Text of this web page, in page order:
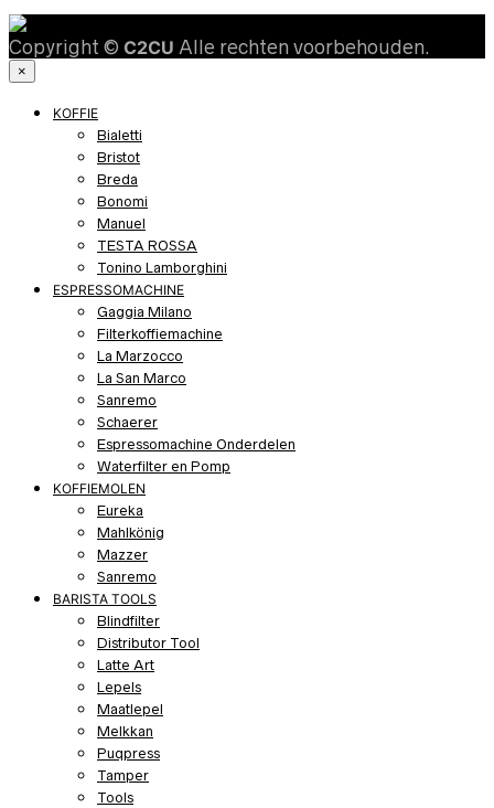
Copyright © C2CU Alle rechten voorbehouden.
×
KOFFIE
Bialetti
Bristot
Breda
Bonomi
Manuel
TESTA ROSSA
Tonino Lamborghini
ESPRESSOMACHINE
Gaggia Milano
Filterkoffiemachine
La Marzocco
La San Marco
Sanremo
Schaerer
Espressomachine Onderdelen
Waterfilter en Pomp
KOFFIEMOLEN
Eureka
Mahlkönig
Mazzer
Sanremo
BARISTA TOOLS
Blindfilter
Distributor Tool
Latte Art
Lepels
Maatlepel
Melkkan
Puqpress
Tamper
Tools